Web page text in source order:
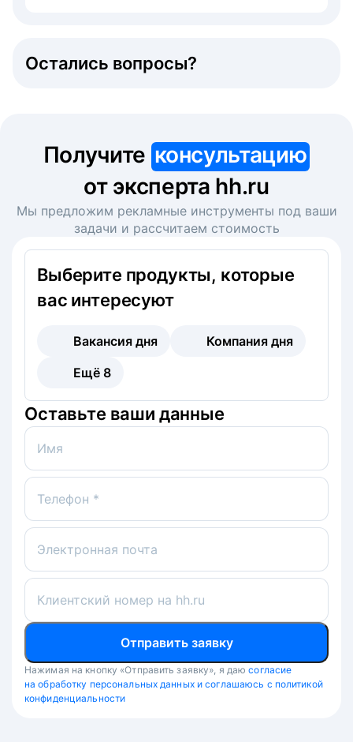
Остались вопросы?
Получите консультацию
от эксперта hh.ru
Мы предложим рекламные инструменты под ваши
задачи и рассчитаем стоимость
Выберите продукты, которые
вас интересуют
Вакансия дня
Компания дня
Ещё 8
Оставьте ваши данные
Имя
Телефон *
Электронная почта
Клиентский номер на hh.ru
Отправить заявку
Нажимая на кнопку «Отправить заявку», я даю согласие
на обработку персональных данных и соглашаюсь с политикой
конфиденциальности